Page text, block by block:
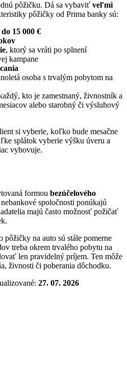
pôžičku. Dá sa vybaviť veľmi
pôžičky od Prima banky sú:
15 000 €
, ktorý sa vráti po splnení
kampane
osoba s trvalým pobytom na
kto je zamestnaný, živnostník a
alebo starobný či výsluhový
si vyberie, koľko bude mesačne
splátok vyberie výšku úveru a
vyhovuje.
formou bezúčelového
spoločnosti ponúkajú
majú často možnosť požičať
pôžičky na auto sú stále pomerne
treba okrem trvalého pobytu na
len pravidelný príjem. Ten môže
živnosti či poberania dôchodku.
27. 07. 2026